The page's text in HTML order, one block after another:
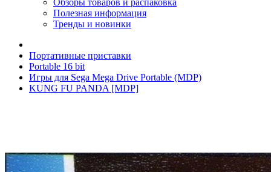
Полезная информация
Тренды и новинки
Портативные приставки
Portable 16 bit
Игры для Sega Mega Drive Portable (MDP)
KUNG FU PANDA [MDP]